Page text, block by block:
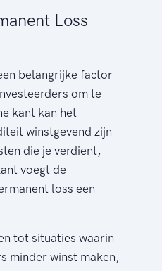
Loss
belangrijke factor
om te
kant kan het
winstgevend zijn
die je verdient,
voegt de
loss een
tot situaties waarin
minder winst maken,